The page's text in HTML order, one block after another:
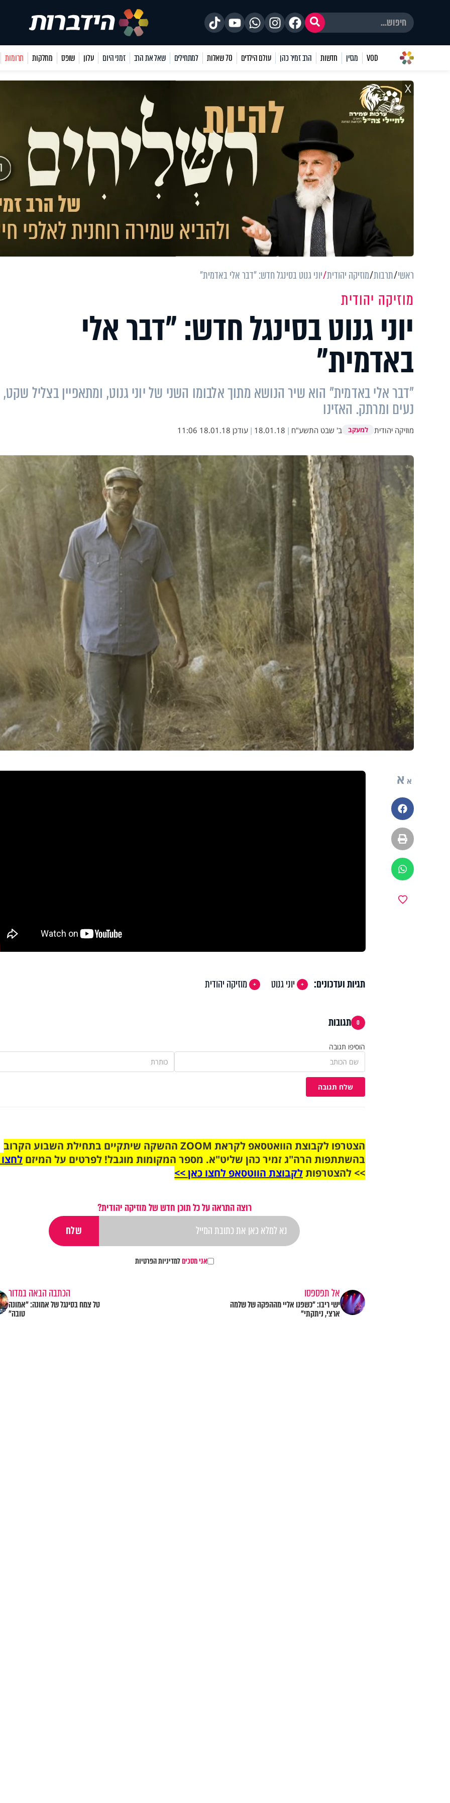
VOD מגזין חדשות הרב זמיר כהן עולם הילדים 70 שאלות למתחילים שאל את הרב זמני היום עלון שופס מחלקות תרומות
X
ראשי תרבות מוזיקה יהודית יוני גנוט בסינגל חדש: "דבר אלי באדמית"
מוזיקה יהודית
יוני גנוט בסינגל חדש: "דבר אלי
באדמית"
"דבר אלי באדמית" הוא שיר הנושא מתוך אלבומו השני של יוני גנוט, ומתאפיין בצליל שקט,
נעים ומרתק. האזינו
מוזיקה יהודית למעקב ב' שבט התשע"ח |
18.01.18
| עודכן 18.01.18 11:06
א א
פייסבוק
הדפסה
ווטסאפ
תגיות ועדכונים: יוני גנוט מוזיקה יהודית
0 תגובות
הוסיפו תגובה
שלח תגובה
הצטרפו לקבוצת הוואטסאפ לקראת ZOOM ההשקה שיתקיים בתחילת השבוע הקרוב
בהשתתפות הרה"ג זמיר כהן שליט"א. מספר המקומות מוגבל! לפרטים על המיזם
>> להצטרפותלקבוצת הווטסאפ לחצו כאן >>
רוצה התראה על כל תוכן חדש של מוזיקה יהודית?
אני מסכיםלמדיניות הפרטיות
אל תפספסו
ישי ריבו: "כשפנו אליי מההפקה של שלמה
ארצי, ניתקתי"
הכתבה הבאה במדור
טל צמח בסינגל של אמונה: "אמונה
טובה"